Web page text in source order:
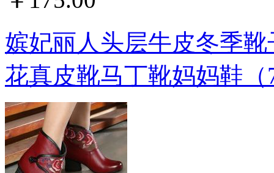
嫔妃丽人头层牛皮冬季
花真皮靴马丁靴妈妈鞋（